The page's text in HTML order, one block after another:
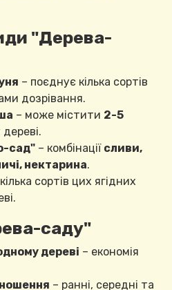
"Дерева-
– поєднує кілька сортів
дозрівання.
– може містити 2-5
сад" – комбінації сливи,
нектарина.
сортів цих ягідних
саду"
дереві – економія
– ранні, середні та